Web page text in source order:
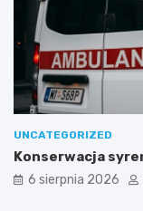
UNCATEGORIZED
Konserwacja
6 sierpnia 2026